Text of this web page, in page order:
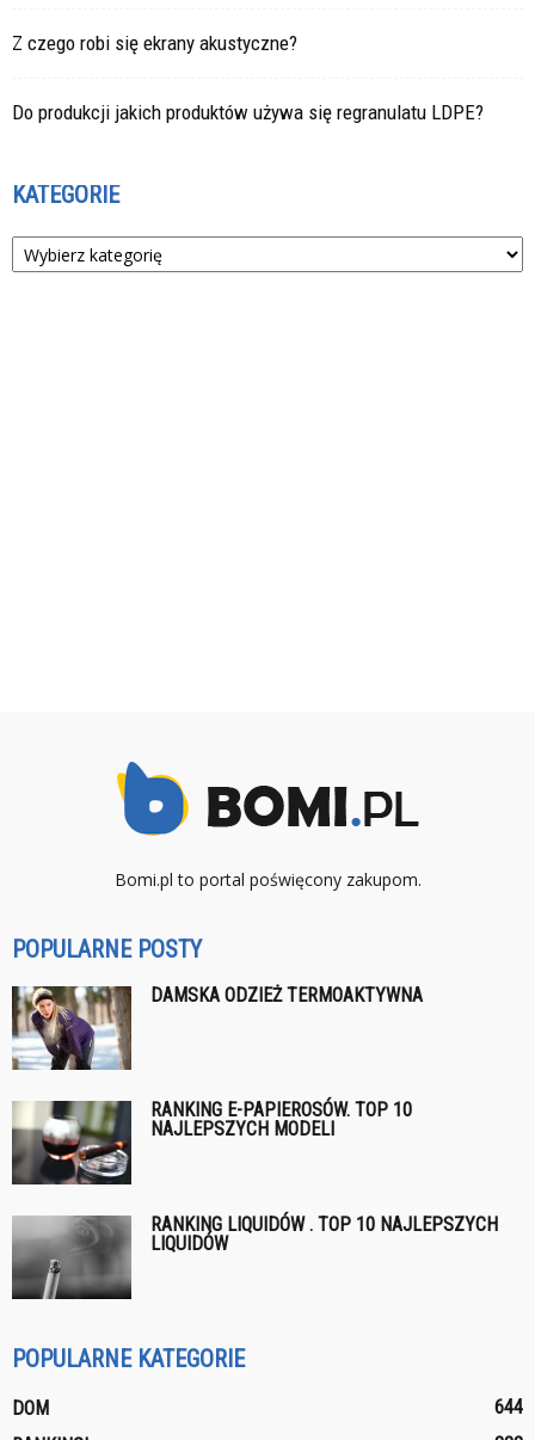
Z czego robi się ekrany akustyczne?
Do produkcji jakich produktów używa się regranulatu LDPE?
KATEGORIE
Kategorie
Bomi.pl to portal poświęcony zakupom.
POPULARNE POSTY
DAMSKA ODZIEŻ TERMOAKTYWNA
RANKING E-PAPIEROSÓW. TOP 10
NAJLEPSZYCH MODELI
RANKING LIQUIDÓW . TOP 10 NAJLEPSZYCH
LIQUIDÓW
POPULARNE KATEGORIE
DOM
644